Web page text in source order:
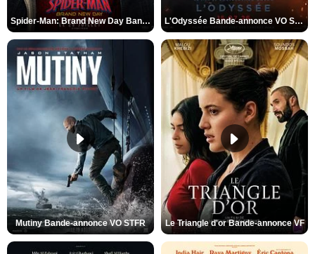
Spider-Man: Brand New Day Bande-annonce VO STFR L'Odyssée Bande-annonce VO STFR
Mutiny Bande-annonce VO STFR Le Triangle d'or Bande-annonce VF